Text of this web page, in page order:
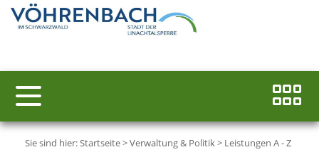
Sie sind hier:Startseite>Verwaltung & Politik> Leistungen A - Z